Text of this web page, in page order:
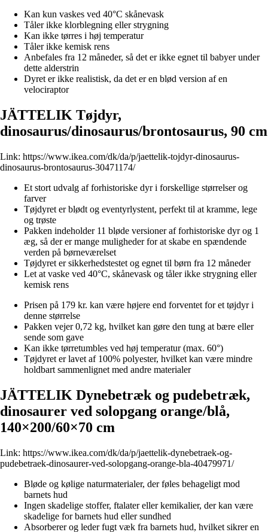
Kan kun vaskes ved 40°C skånevask
Tåler ikke klorblegning eller strygning
Kan ikke tørres i høj temperatur
Tåler ikke kemisk rens
Anbefales fra 12 måneder, så det er ikke egnet til babyer under
dette alderstrin
Dyret er ikke realistisk, da det er en blød version af en
velociraptor
JÄTTELIK Tøjdyr,
dinosaurus/dinosaurus/brontosaurus, 90 cm
Link: https://www.ikea.com/dk/da/p/jaettelik-tojdyr-dinosaurus-
dinosaurus-brontosaurus-30471174/
Et stort udvalg af forhistoriske dyr i forskellige størrelser og
farver
Tøjdyret er blødt og eventyrlystent, perfekt til at kramme, lege
og trøste
Pakken indeholder 11 bløde versioner af forhistoriske dyr og 1
æg, så der er mange muligheder for at skabe en spændende
verden på børneværelset
Tøjdyret er sikkerhedstestet og egnet til børn fra 12 måneder
Let at vaske ved 40°C, skånevask og tåler ikke strygning eller
kemisk rens
Prisen på 179 kr. kan være højere end forventet for et tøjdyr i
denne størrelse
Pakken vejer 0,72 kg, hvilket kan gøre den tung at bære eller
sende som gave
Kan ikke tørretumbles ved høj temperatur (max. 60°)
Tøjdyret er lavet af 100% polyester, hvilket kan være mindre
holdbart sammenlignet med andre materialer
JÄTTELIK Dynebetræk og pudebetræk,
dinosaurer ved solopgang orange/blå,
140×200/60×70 cm
Link: https://www.ikea.com/dk/da/p/jaettelik-dynebetraek-og-
pudebetraek-dinosaurer-ved-solopgang-orange-bla-40479971/
Bløde og kølige naturmaterialer, der føles behageligt mod
barnets hud
Ingen skadelige stoffer, ftalater eller kemikalier, der kan være
skadelige for barnets hud eller sundhed
Absorberer og leder fugt væk fra barnets hud, hvilket sikrer en